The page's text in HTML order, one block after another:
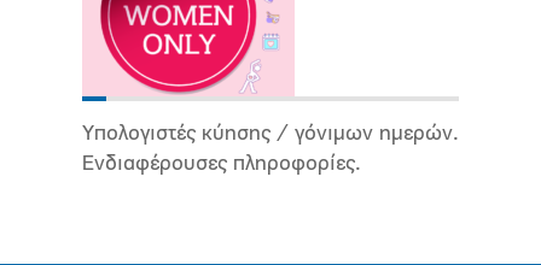
Υπολογιστές κύησης / γόνιμων ημερών.
Ενδιαφέρουσες πληροφορίες.